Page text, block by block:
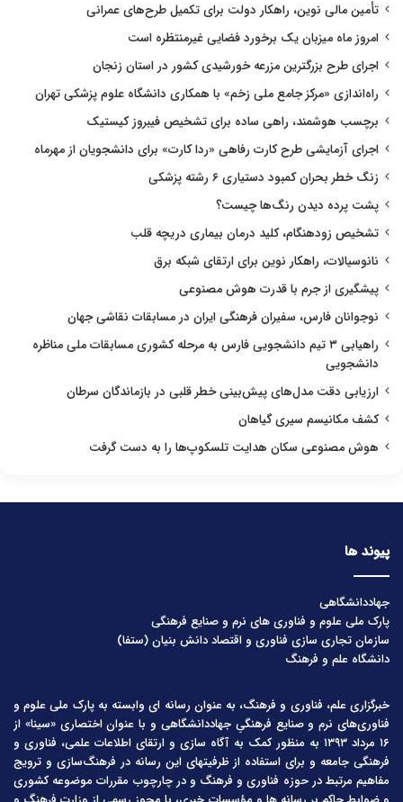
تأمین مالی نوین، راهکار دولت برای تکمیل طرح‌های عمرانی
امروز ماه میزبان یک برخورد فضایی غیرمنتظره است
اجرای طرح بزرگترین مزرعه خورشیدی کشور در استان زنجان
راه‌اندازی «مرکز جامع ملی زخم» با همکاری دانشگاه علوم پزشکی تهران
برچسب هوشمند، راهی ساده برای تشخیص فیبروز کیستیک
اجرای آزمایشی طرح کارت رفاهی «ردا کارت» برای دانشجویان از مهرماه
زنگ خطر بحران کمبود دستیاری ۶ رشته پزشکی
پشت پرده دیدن رنگ‌ها چیست؟
تشخیص زودهنگام، کلید درمان بیماری دریچه قلب
نانوسیالات، راهکار نوین برای ارتقای شبکه برق
پیشگیری از جرم با قدرت هوش مصنوعی
نوجوانان فارس، سفیران فرهنگی ایران در مسابقات نقاشی جهان
راهیابی ۳ تیم دانشجویی فارس به مرحله کشوری مسابقات ملی مناظره
دانشجویی
ارزیابی دقت مدل‌های پیش‌بینی خطر قلبی در بازماندگان سرطان
کشف مکانیسم سیری گیاهان
هوش مصنوعی سکان هدایت تلسکوپ‌ها را به دست گرفت
پیوند ها
جهاددانشگاهی
پارک ملی علوم و فناوری های نرم و صنایع فرهنگی
سازمان تجاری سازی فناوری و اقتصاد دانش بنیان (ستفا)
دانشگاه علم و فرهنگ
خبرگزاری علم، فناوری و فرهنگ، به عنوان رسانه ای وابسته به پارک ملی علوم و
فناوری‌های نرم و صنایع فرهنگیِ جهاددانشگاهی و با عنوان اختصاری «سینا» از
۱۶ مرداد ۱۳۹۳ به منظور کمک به آگاه سازی و ارتقای اطلاعات علمی، فناوری و
فرهنگی جامعه و برای استفاده از ظرفیتهای این رسانه در فرهنگ‌سازی و ترویج
مفاهیم مرتبط در حوزه فناوری و فرهنگ و در چارچوب مقررات موضوعه کشوری